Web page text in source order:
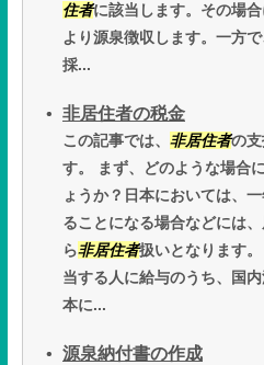
住者に該当します。その場
より源泉徴収します。一方
採...
非居住者の税金
この記事では、 非居住者の
す。 まず、どのような場合
ょうか？日本においては、
ることになる場合などには
ら非居住者扱いとなります
当する人に給与のうち、国
本に...
源泉納付書の作成